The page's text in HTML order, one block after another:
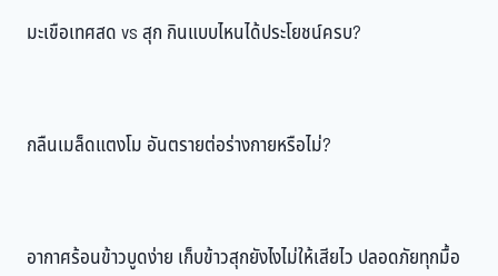
มะเขือเทศสด vs สุก กินแบบไหนได้ประโยชน์ครบ?
กลืนเมล็ดแตงโม อันตรายต่อร่างกายหรือไม่?
อากาศร้อนข้าวบูดง่าย เก็บข้าวสุกยังไงไม่ให้เสียไว ปลอดภัยทุกมื้อ